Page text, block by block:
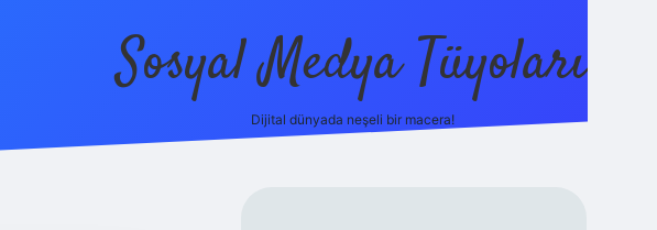
Sosyal Medya Tüyoları
Dijital dünyada neşeli bir macera!